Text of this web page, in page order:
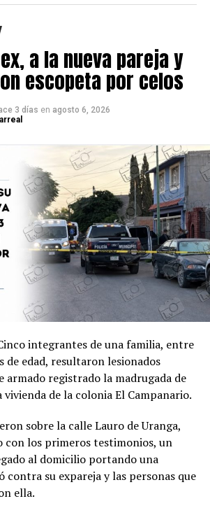
asegurada unaHummer H3,
estaría relacionado con los
corporaciones realizaron un
domicilio de la colonia Álvaro
donde, de acuerdo con las
habría ocurrido el
entre el 31 de julio y el 1 de agosto.
fueron localizados diversos
rastros hemáticos , los cuales
para su análisis e integración a
Federal de Protección al
sitio para hacerse cargo del
de los ejemplares de fauna
las investigaciones para
y determinar la posible
personas.
a la nueva pareja y
escopeta por celos
3 días en agosto 6, 2026
integrantes de una familia, entre
de edad, resultaron lesionados
armado registrado la madrugada de
vivienda de la colonia El Campanario.
sobre la calle Lauro de Uranga,
con los primeros testimonios, un
al domicilio portando una
contra su expareja y las personas que
ella.